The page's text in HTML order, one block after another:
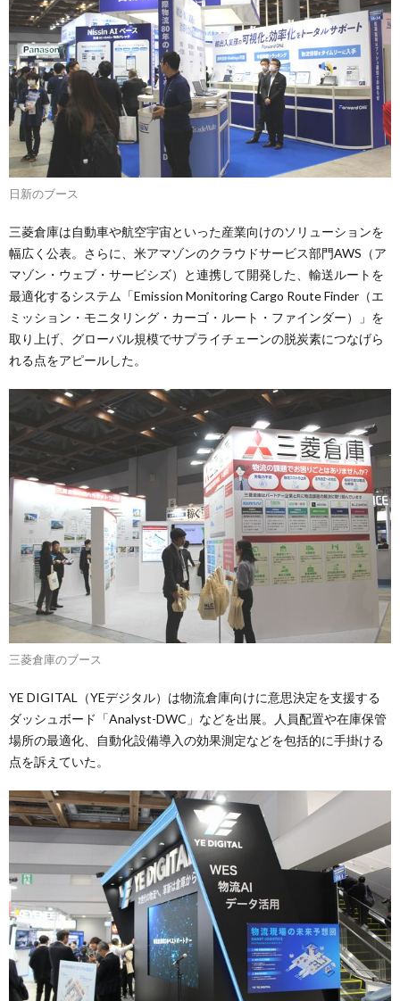
日新のブース
三菱倉庫は自動車や航空宇宙といった産業向けのソリューションを
幅広く公表。さらに、米アマゾンのクラウドサービス部門AWS（ア
マゾン・ウェブ・サービシズ）と連携して開発した、輸送ルートを
最適化するシステム「Emission Monitoring Cargo Route Finder（エ
ミッション・モニタリング・カーゴ・ルート・ファインダー）」を
取り上げ、グローバル規模でサプライチェーンの脱炭素につなげら
れる点をアピールした。
三菱倉庫のブース
YE DIGITAL（YEデジタル）は物流倉庫向けに意思決定を支援する
ダッシュボード「Analyst-DWC」などを出展。人員配置や在庫保管
場所の最適化、自動化設備導入の効果測定などを包括的に手掛ける
点を訴えていた。